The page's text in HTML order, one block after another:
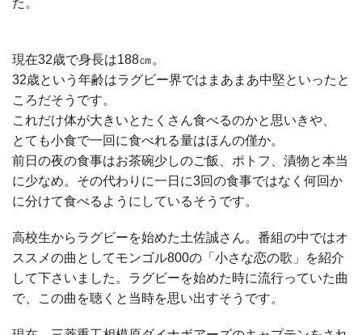
現在32歳で身長は188㎝。
32歳という年齢はラグビー界ではまあまあ中堅といったと
ころだそうです。
これだけ体が大きいとたくさん食べるのかと思いきや、
とても小食で一回に食べれる量はほんの僅か。
前日の夜の食事はお茶碗少しのご飯、ポトフ、漬物と本当
に少なめ。その代わりに一日に3回の食事ではなく何回か
に分けて食べるようにしているそうです。
高校生からラグビーを始めた土佐誠さん。番組の中ではオ
ススメの曲としてモンゴル800の「小さな恋の歌」を紹介
して下さいました。ラグビーを始めた時に流行っていた曲
で、この曲を聴くと当時を思い出すそうです。